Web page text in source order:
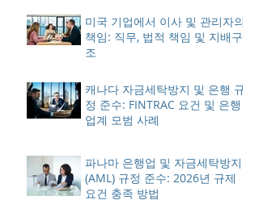
미국 기업에서 이사 및 관리자의
책임: 직무, 법적 책임 및 지배구
조
캐나다 자금세탁방지 및 은행 규
정 준수: FINTRAC 요건 및 은행
업계 모범 사례
파나마 은행업 및 자금세탁방지
(AML) 규정 준수: 2026년 규제
요건 충족 방법